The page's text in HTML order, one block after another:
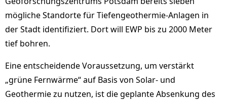
mögliche Standorte für Tiefengeothermie-Anlagen in
der Stadt identifiziert. Dort will EWP bis zu 2000 Meter
tief bohren.
Eine entscheidende Voraussetzung, um verstärkt
„grüne Fernwärme“ auf Basis von Solar- und
Geothermie zu nutzen, ist die geplante Absenkung des